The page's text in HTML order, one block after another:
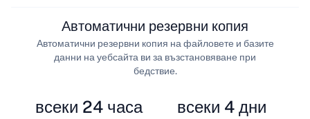
всеки 24 часа
Автоматични резервни копия
Автоматични резервни копия на файловете и базите
данни на уебсайта ви за възстановяване при
бедствие.
всеки 4 дни